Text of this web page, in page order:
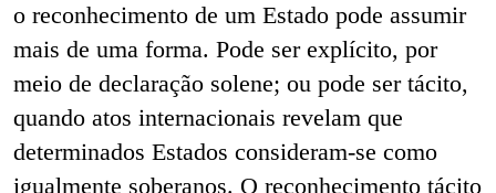
o reconhecimento de um Estado pode assumir
mais de uma forma. Pode ser explícito, por
meio de declaração solene; ou pode ser tácito,
quando atos internacionais revelam que
determinados Estados consideram-se como
igualmente soberanos. O reconhecimento tácito